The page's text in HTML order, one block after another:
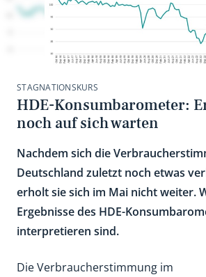
STAGNATIONSKURS
HDE-Konsumbarometer:
noch auf sich warten
Nachdem sich die
Deutschland zuletzt noch etwas
erholt sie sich im Mai nicht weiter.
Ergebnisse des HDE-
interpretieren sind.
Die Verbraucherstimmung im